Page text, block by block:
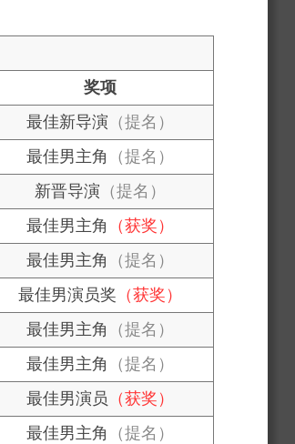
奖项
最佳新导演 （提名）
最佳男主角
（提名）
新晋导演 （提名）
最佳男主角
（获奖）
最佳男主角
（提名）
最佳男演员奖 （获奖）
最佳男主角
（提名）
最佳男主角
（提名）
最佳男演员 （获奖）
最佳男主角 （提名）